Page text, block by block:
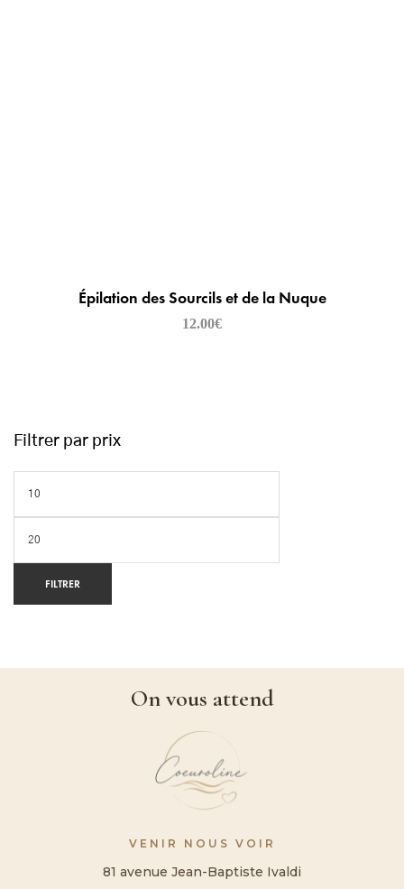
Épilation des Sourcils et de la Nuque
12.00€
Filtrer par prix
FILTRER
On vous attend
VENIR NOUS VOIR
81 avenue Jean-Baptiste Ivaldi